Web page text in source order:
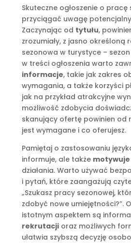
Skuteczne ogłoszenie o
przyciągać uwagę
Zaczynając od tytułu,
zrozumiały, z jasno określoną
sezonowa w turystyce – sezon
w treści ogłoszenia warto
informacje, takie jak zakres
wymagania, a także korzyści
jak na przykład atrakcyjne
możliwość zdobycia
skanujący ofertę powinien od
jest wymagane i co oferujesz.
Pamiętaj o zastosowaniu
informuje, ale także motywuje
działania. Warto używać
i pytań, które zaangażują
„Szukasz pracy sezonowej,
zdobyć nowe umiejętności?”.
istotnym aspektem są
rekrutacjioraz możliwych
ułatwia szybszą decyzję